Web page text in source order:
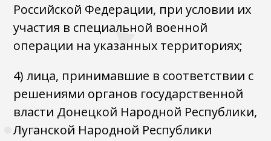
Российской Федерации, при условии их
участия в специальной военной
операции на указанных территориях;
4) лица, принимавшие в соответствии с
решениями органов государственной
власти Донецкой Народной Республики,
Луганской Народной Республики